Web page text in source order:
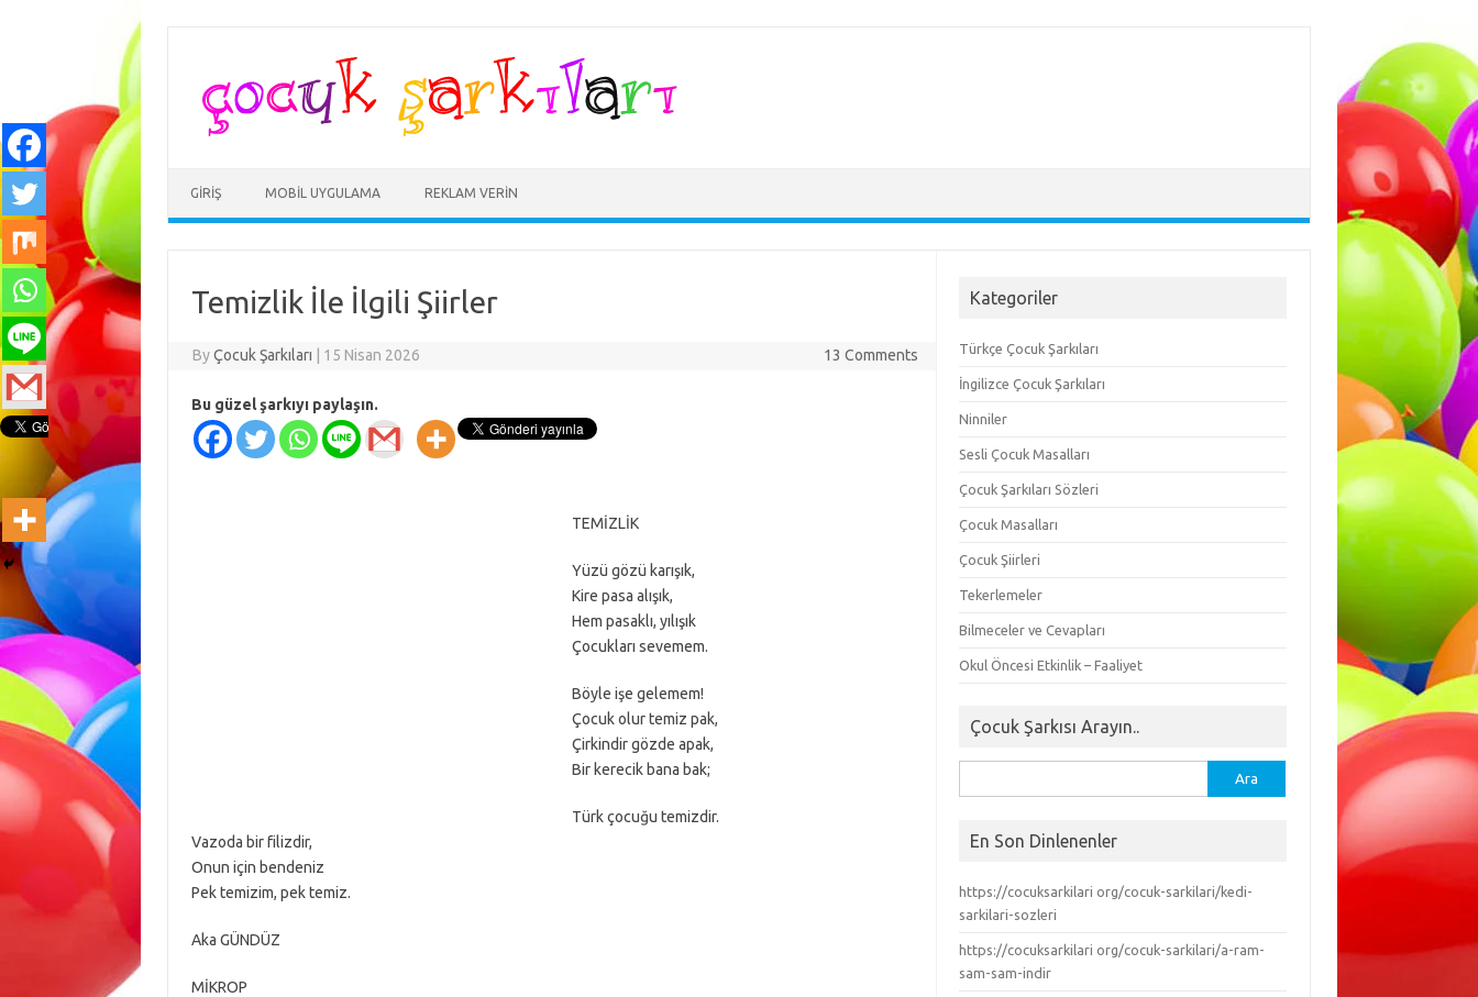
GIRIŞ MOBIL UYGULAMA REKLAM VERIN
Temizlik İle İlgili Şiirler
ByÇocuk Şarkıları 15 Nisan 2026 13 Comments
Bu güzel şarkıyı paylaşın.
TEMİZLİK
Yüzü gözü karışık,
Kire pasa alışık,
Hem pasaklı, yılışık
Çocukları sevemem.
Böyle işe gelemem!
Çocuk olur temiz pak,
Çirkindir gözde apak,
Bir kerecik bana bak;
Türk çocuğu temizdir.
Vazoda bir filizdir,
Onun için bendeniz
Pek temizim, pek temiz.
Aka GÜNDÜZ
MİKROP
Kategoriler
Türkçe Çocuk Şarkıları
İngilizce Çocuk Şarkıları
Ninniler
Sesli Çocuk Masalları
Çocuk Şarkıları Sözleri
Çocuk Masalları
Çocuk Şiirleri
Tekerlemeler
Bilmeceler ve Cevapları
Okul Öncesi Etkinlik – Faaliyet
Çocuk Şarkısı Arayın..
En Son Dinlenenler
https://cocuksarkilari org/cocuk-sarkilari/kedi-
sarkilari-sozleri
https://cocuksarkilari org/cocuk-sarkilari/a-ram-
sam-sam-indir